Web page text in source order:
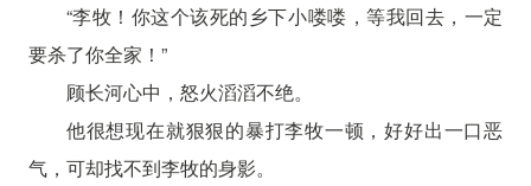
“李牧！你这个该死的乡下小喽喽，等我回去，一定
要杀了你全家！”
顾长河心中，怒火滔滔不绝。
他很想现在就狠狠的暴打李牧一顿，好好出一口恶
气，可却找不到李牧的身影。